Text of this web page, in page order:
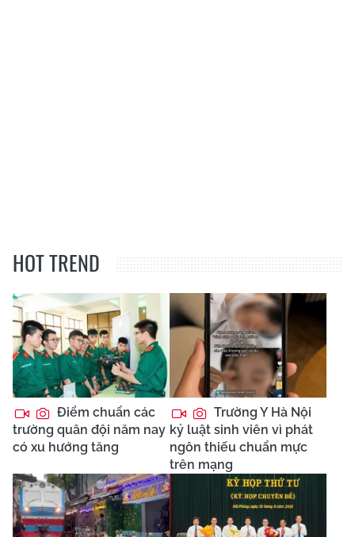
HOT TREND
Điểm chuẩn các
trường quân đội năm nay
có xu hướng tăng
Trường Y Hà Nội
kỷ luật sinh viên vì phát
ngôn thiếu chuẩn mực
trên mạng